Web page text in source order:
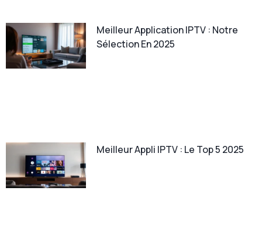
Meilleur Application IPTV : Notre
Sélection En 2025
Meilleur Appli IPTV : Le Top 5 2025